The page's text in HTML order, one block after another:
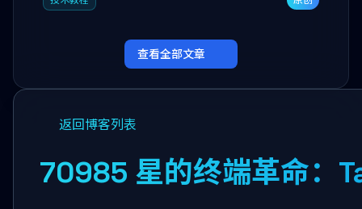
查看全部文章
返回博客列表
70985 星的终端革命：